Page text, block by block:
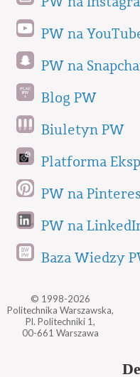
PW na
PW na
Blog PW
Biuletyn PW
Platforma
PW na
PW na
Baza Wiedzy
© 1998-2026
Politechnika Warszawska,
Pl. Politechniki 1,
00-661 Warszawa